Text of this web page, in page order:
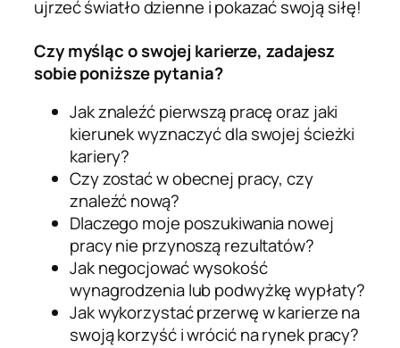
ujrzeć światło dzienne i pokazać swoją siłę!
Czy myśląc o swojej karierze, zadajesz
sobie poniższe pytania?
Jak znaleźć pierwszą pracę oraz jaki
kierunek wyznaczyć dla swojej ścieżki
kariery?
Czy zostać w obecnej pracy, czy
znaleźć nową?
Dlaczego moje poszukiwania nowej
pracy nie przynoszą rezultatów?
Jak negocjować wysokość
wynagrodzenia lub podwyżkę wypłaty?
Jak wykorzystać przerwę w karierze na
swoją korzyść i wrócić na rynek pracy?